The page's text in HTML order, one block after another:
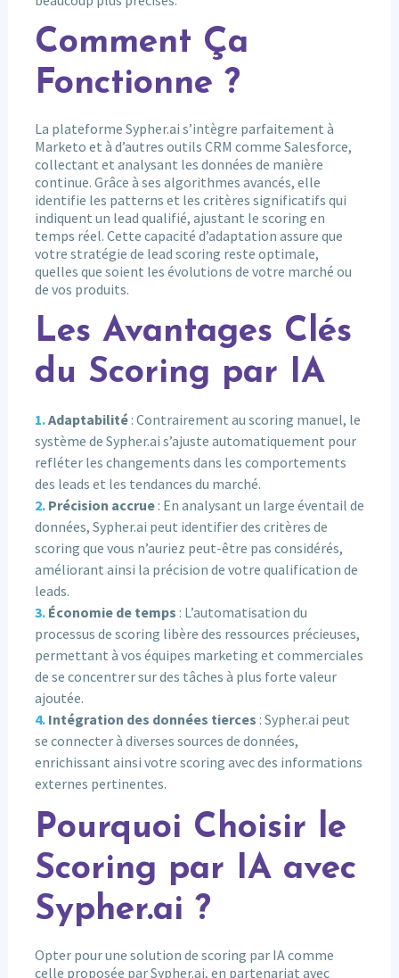
Comment Ça
Fonctionne ?
La plateforme Sypher.ai s’intègre parfaitement à
Marketo et à d’autres outils CRM comme Salesforce,
collectant et analysant les données de manière
continue. Grâce à ses algorithmes avancés, elle
identifie les patterns et les critères significatifs qui
indiquent un lead qualifié, ajustant le scoring en
temps réel. Cette capacité d’adaptation assure que
votre stratégie de lead scoring reste optimale,
quelles que soient les évolutions de votre marché ou
de vos produits.
Les Avantages Clés
du Scoring par IA
Adaptabilité: Contrairement au scoring manuel, le
système de Sypher.ai s’ajuste automatiquement pour
refléter les changements dans les comportements
des leads et les tendances du marché.
Précision accrue: En analysant un large éventail de
données, Sypher.ai peut identifier des critères de
scoring que vous n’auriez peut-être pas considérés,
améliorant ainsi la précision de votre qualification de
leads.
Économie de temps : L’automatisation du
processus de scoring libère des ressources précieuses,
permettant à vos équipes marketing et commerciales
de se concentrer sur des tâches à plus forte valeur
ajoutée.
Intégration des données tierces : Sypher.ai peut
se connecter à diverses sources de données,
enrichissant ainsi votre scoring avec des informations
externes pertinentes.
Pourquoi Choisir le
Scoring par IA avec
Sypher.ai ?
Opter pour une solution de scoring par IA comme
celle proposée par Sypher.ai, en partenariat avec